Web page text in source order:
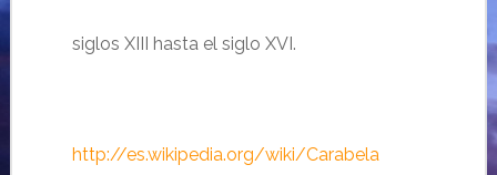
siglos XIII hasta el siglo XVI.
http://es.wikipedia.org/wiki/Carabela